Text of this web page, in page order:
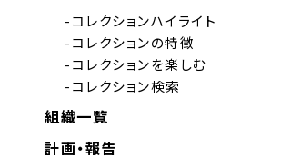
-コレクションハイライト
-コレクションの特徴
-コレクションを楽しむ
-コレクション検索
組織一覧
計画・報告